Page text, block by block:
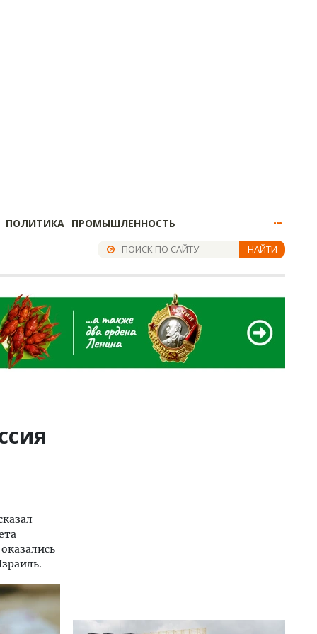
ПОЛИТИКА ПРОМЫШЛЕННОСТЬ
НАЙТИ